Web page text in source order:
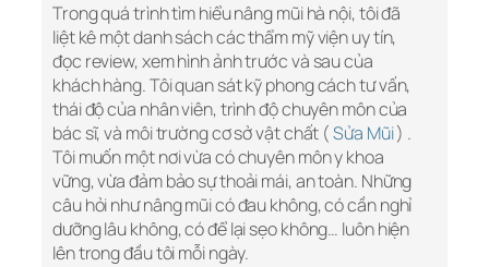
Trong quá trình tìm hiểu nâng mũi hà nội, tôi đã
liệt kê một danh sách các thẩm mỹ viện uy tín,
đọc review, xem hình ảnh trước và sau của
khách hàng. Tôi quan sát kỹ phong cách tư vấn,
thái độ của nhân viên, trình độ chuyên môn của
bác sĩ, và môi trường cơ sở vật chất (Sửa Mũi) .
Tôi muốn một nơi vừa có chuyên môn y khoa
vững, vừa đảm bảo sự thoải mái, an toàn. Những
câu hỏi như nâng mũi có đau không, có cần nghỉ
dưỡng lâu không, có để lại sẹo không… luôn hiện
lên trong đầu tôi mỗi ngày.